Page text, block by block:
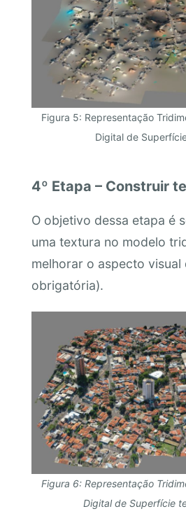
Figura 5: Representação
Digital de
4º Etapa – Construir
O objetivo dessa etapa é
uma textura no modelo
melhorar o aspecto visual
obrigatória).
Figura 6: Representação
Digital de Superfície